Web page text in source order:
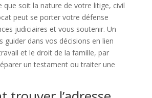
que soit la nature de votre litige, civil
peut se porter votre défense
judiciaires et vous soutenir. Un
guider dans vos décisions en lien
et le droit de la famille, par
un testament ou traiter une